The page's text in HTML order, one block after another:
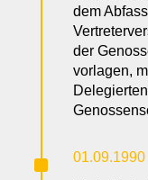
dem
der
vorlagen,
^
01.09.1990